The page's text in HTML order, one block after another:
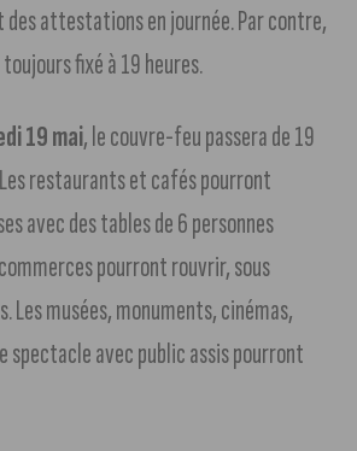
des attestations en journée. Par contre,
fixé à 19 heures.
19 mai, le couvre-feu passera de 19
restaurants et cafés pourront
avec des tables de 6 personnes
pourront rouvrir, sous
Les musées, monuments, cinémas,
spectacle avec public assis pourront